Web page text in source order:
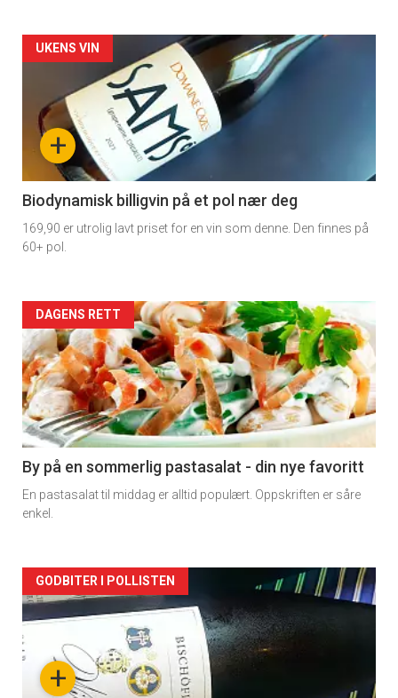
Forsiden
akkurat
nå
4
+
UKENS VIN
Biodynamisk billigvin på et pol nær deg
169,90 er utrolig lavt priset for en vin som denne. Den finnes på
60+ pol.
Forsiden
akkurat
nå
-
5
DAGENS RETT
By på en sommerlig pastasalat - din nye favoritt
En pastasalat til middag er alltid populært. Oppskriften er såre
enkel.
Forsiden
akkurat
nå+
GODBITER I POLLISTEN